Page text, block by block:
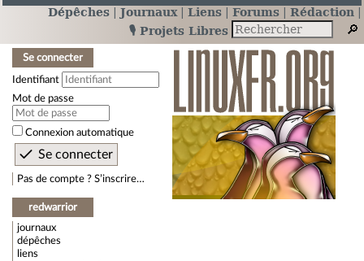
Dépêches Journaux Liens Forums
Rédaction
🎙️ Projets Libres
Se connecter
Identifiant
Mot de passe
Connexion automatique
Pas de compte ? S’inscrire…
redwarrior
journaux
dépêches
liens